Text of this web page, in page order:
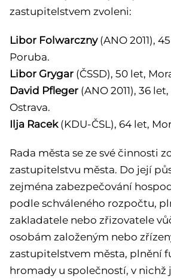
zastupitelstvem zvoleni:
Libor Folwarczny(ANO 2011),
Poruba.
Libor Grygar (ČSSD), 50 let,
David Pfleger (ANO 2011), 36
Ostrava.
Ilja Racek(KDU-ČSL), 64 let,
Rada města se ze své činnosti
zastupitelstvu města. Do její
zejména zabezpečování
podle schváleného rozpočtu,
zakladatele nebo zřizovatele
osobám založeným nebo
zastupitelstvem města, plnění
hromady u společností, v nichž